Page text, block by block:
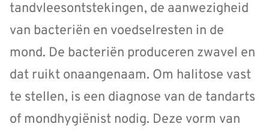
tandvleesontstekingen, de aanwezigheid
van bacteriën en voedselresten in de
mond. De bacteriën produceren zwavel en
dat ruikt onaangenaam. Om halitose vast
te stellen, is een diagnose van de tandarts
of mondhygiënist nodig. Deze vorm van